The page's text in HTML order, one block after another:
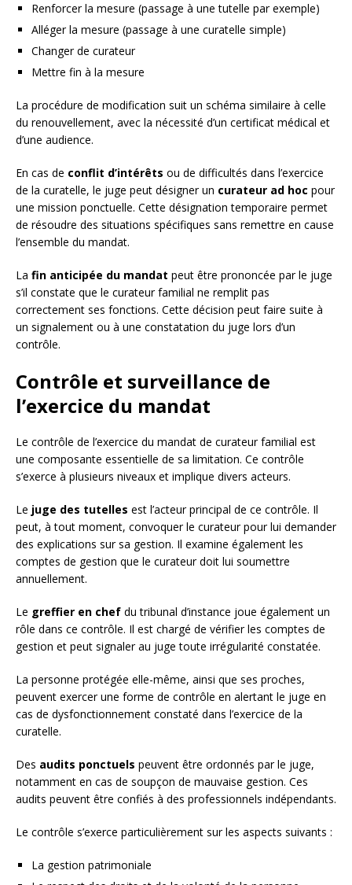
Renforcer la mesure (passage à une tutelle par exemple)
Alléger la mesure (passage à une curatelle simple)
Changer de curateur
Mettre fin à la mesure
La procédure de modification suit un schéma similaire à celle
du renouvellement, avec la nécessité d’un certificat médical et
d’une audience.
En cas de conflit d’intérêts ou de difficultés dans l’exercice
de la curatelle, le juge peut désigner un curateur ad hoc pour
une mission ponctuelle. Cette désignation temporaire permet
de résoudre des situations spécifiques sans remettre en cause
l’ensemble du mandat.
La fin anticipée du mandat peut être prononcée par le juge
s’il constate que le curateur familial ne remplit pas
correctement ses fonctions. Cette décision peut faire suite à
un signalement ou à une constatation du juge lors d’un
contrôle.
Contrôle et surveillance de
l’exercice du mandat
Le contrôle de l’exercice du mandat de curateur familial est
une composante essentielle de sa limitation. Ce contrôle
s’exerce à plusieurs niveaux et implique divers acteurs.
Le juge des tutelles est l’acteur principal de ce contrôle. Il
peut, à tout moment, convoquer le curateur pour lui demander
des explications sur sa gestion. Il examine également les
comptes de gestion que le curateur doit lui soumettre
annuellement.
Le greffier en chef du tribunal d’instance joue également un
rôle dans ce contrôle. Il est chargé de vérifier les comptes de
gestion et peut signaler au juge toute irrégularité constatée.
La personne protégée elle-même, ainsi que ses proches,
peuvent exercer une forme de contrôle en alertant le juge en
cas de dysfonctionnement constaté dans l’exercice de la
curatelle.
Des audits ponctuels peuvent être ordonnés par le juge,
notamment en cas de soupçon de mauvaise gestion. Ces
audits peuvent être confiés à des professionnels indépendants.
Le contrôle s’exerce particulièrement sur les aspects suivants :
La gestion patrimoniale